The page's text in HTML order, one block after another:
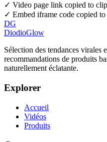
✓ Video page link copied to
✓ Embed iframe code copied
DG
DiodioGlow
Sélection des tendances virales
recommandations de produits
naturellement éclatante.
Explorer
Accueil
Vidéos
Produits